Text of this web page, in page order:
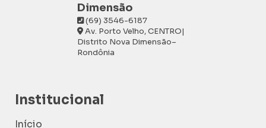
Dimensão
(69) 3546-6187
Av. Porto Velho, CENTRO|
Distrito Nova Dimensão–
Rondônia
Institucional
Início